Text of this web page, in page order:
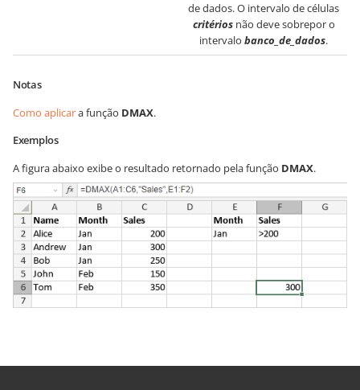
de dados. O intervalo de células
critériosnão deve sobrepor o
intervalo banco_de_dados.
Notas
Como aplicara função DMAX.
Exemplos
A figura abaixo exibe o resultado retornado pela função DMAX.